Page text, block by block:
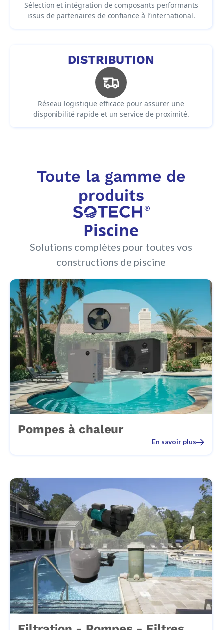
Sélection et intégration de composants performants
issus de partenaires de confiance à l’international.
DISTRIBUTION
Réseau logistique efficace pour assurer une
disponibilité rapide et un service de proximité.
Toute la gamme de
produits
Piscine
Solutions complètes pour toutes vos
constructions de piscine
Pompes à chaleur
En savoir plus